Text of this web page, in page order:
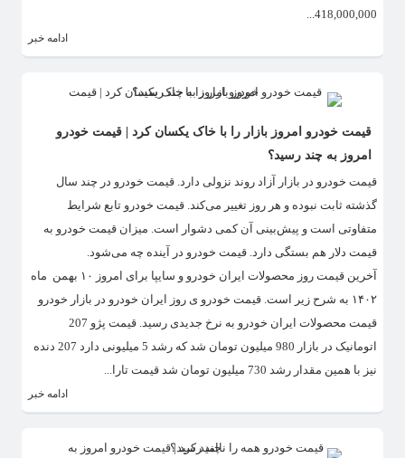
418,000,000...
ادامه خبر
قیمت خودرو امروز بازار را با خاک یکسان کرد | قیمت خودرو
امروز به چند رسید؟
قیمت خودرو در بازار آزاد روند نزولی دارد. قیمت خودرو در چند سال
گذشته ثابت نبوده و هر روز تغییر می‌کند. قیمت خودرو تابع شرایط
متفاوتی است و پیش‌بینی آن کمی دشوار است. میزان قیمت خودرو به
قیمت دلار هم بستگی دارد. قیمت خودرو در آینده چه می‌شود.
آخرین قیمت روز محصولات ایران خودرو و سایپا برای امروز ۱۰ بهمن ماه
۱۴۰۲ به شرح زیر است. قیمت خودرو ی روز ایران خودرو در بازار خودرو
قیمت محصولات ایران خودرو به نرخ جدیدی رسید. قیمت پژو 207
اتومانیک در بازار 980 میلیون تومان شد که رشد 5 میلیونی دارد 207 دنده
نیز با همین مقدار رشد 730 میلیون تومان شد قیمت تارا...
ادامه خبر